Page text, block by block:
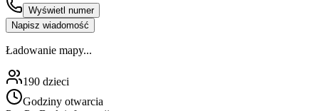
Wyświetl numer
Napisz wiadomość
Ładowanie mapy...
190 dzieci
Godziny otwarcia